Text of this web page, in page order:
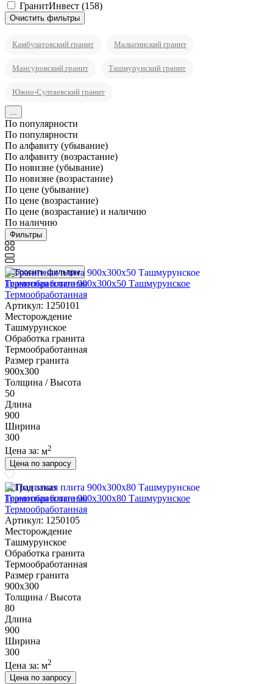
ГранитИнвест (158)
Камбулатовский гранит Малыгинский гранит
Мансуровский гранит Ташмурунский гранит
Южно-Султаевский гранит
...
По популярности
По популярности
По алфавиту (убывание)
По алфавиту (возрастание)
По новизне (убывание)
По новизне (возрастание)
По цене (убывание)
По цене (возрастание)
По цене (возрастание) и наличию
По наличию
Фильтры
Сбросить фильтры
Гранитная плита 900х300x50 Ташмурунское
Термообработанная
Артикул: 1250101
Месторождение
Ташмурунское
Обработка гранита
Термообработанная
Размер гранита
900х300
Толщина / Высота
50
Длина
900
Ширина
300
Цена за: м2
Цена по запросу
Под заказ
Гранитная плита 900х300x80 Ташмурунское
Термообработанная
Артикул: 1250105
Месторождение
Ташмурунское
Обработка гранита
Термообработанная
Размер гранита
900х300
Толщина / Высота
80
Длина
900
Ширина
300
Цена за: м2
Цена по запросу